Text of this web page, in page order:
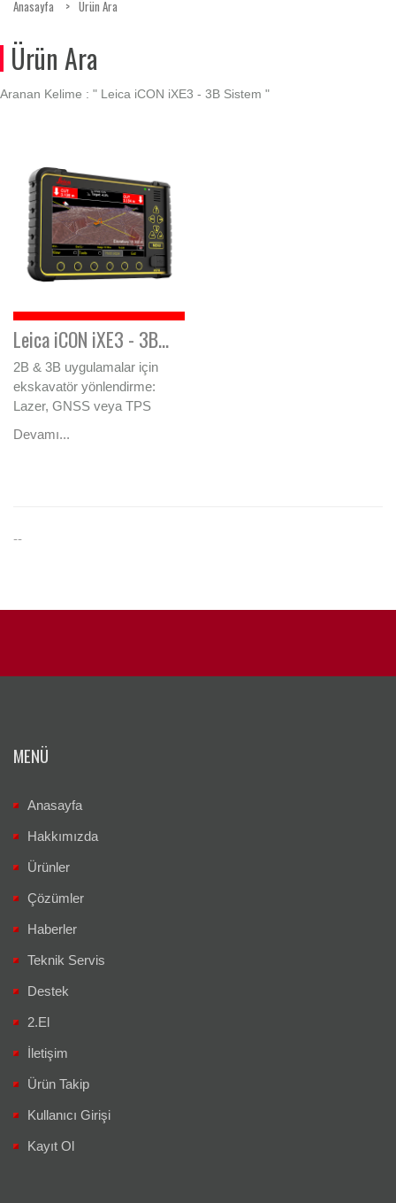
Anasayfa Ürün Ara
Ürün Ara
Aranan Kelime : " Leica iCON iXE3 - 3B Sistem "
Leica iCON iXE3 - 3B...
2B & 3B uygulamalar için
ekskavatör yönlendirme:
Lazer, GNSS veya TPS
Devamı...
--
MENÜ
Anasayfa
Hakkımızda
Ürünler
Çözümler
Haberler
Teknik Servis
Destek
2.El
İletişim
Ürün Takip
Kullanıcı Girişi
Kayıt Ol